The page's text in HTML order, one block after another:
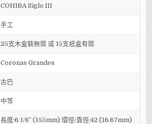
COHIBA Siglo III
手工
25支木盒裝無筒 或 15支纸盒有筒
Coronas Grandes
古巴
中等
長度:6 1/8″ (155mm) 環徑/直徑:42 (16.67mm)